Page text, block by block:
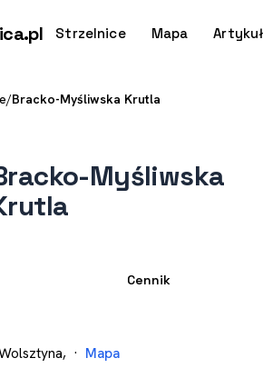
.pl Strzelnice Mapa
/Bracko-Myśliwska Krutla
Myśliwska
Cennik
· Mapa